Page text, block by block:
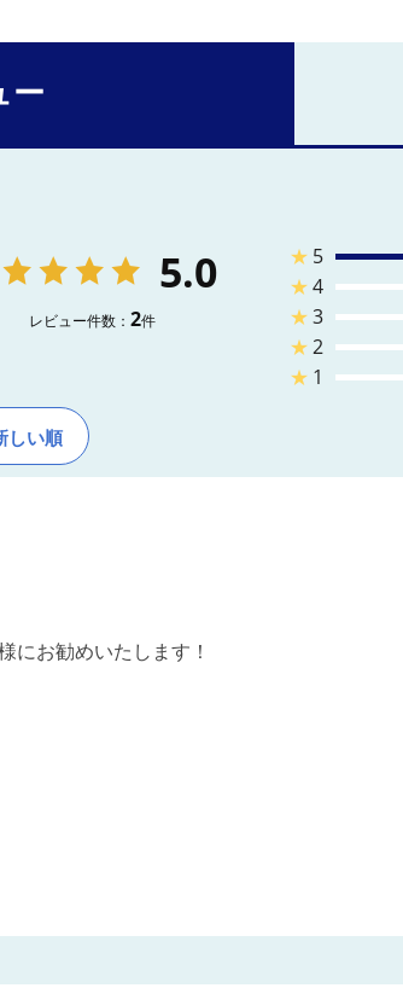
ー
5.0
レビュー件数： 2件
★ 5
★4
★3
★2
★ 1
しい順
にお勧めいたします！